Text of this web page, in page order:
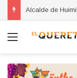
Menú